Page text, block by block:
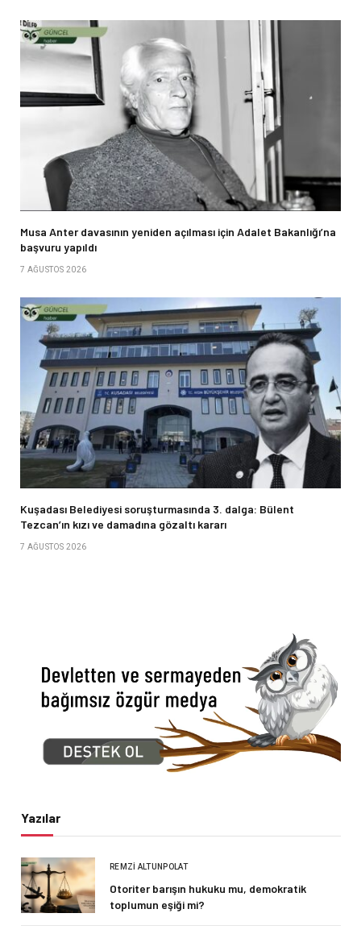
Musa Anter davasının yeniden açılması için Adalet Bakanlığı’na
başvuru yapıldı
7 AĞUSTOS 2026
Kuşadası Belediyesi soruşturmasında 3. dalga: Bülent
Tezcan’ın kızı ve damadına gözaltı kararı
7 AĞUSTOS 2026
Yazılar
REMZI ALTUNPOLAT
Otoriter barışın hukuku mu, demokratik
toplumun eşiği mi?